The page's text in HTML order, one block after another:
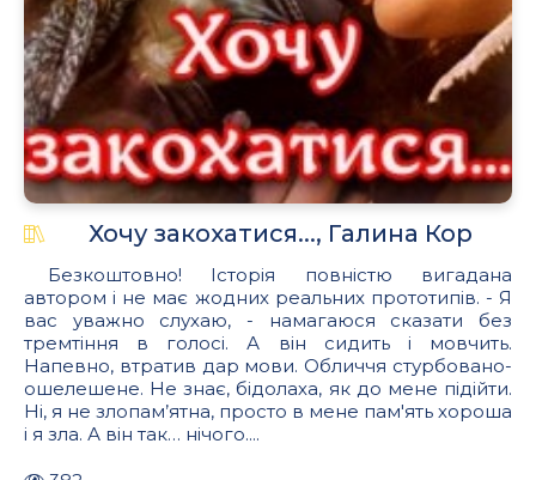
Хочу закохатися..., Галина Кор
Безкоштовно! Історія повністю вигадана
автором і не має жодних реальних прототипів. - Я
вас уважно слухаю, - намагаюся сказати без
тремтіння в голосі. А він сидить і мовчить.
Напевно, втратив дар мови. Обличчя стурбовано-
ошелешене. Не знає, бідолаха, як до мене підійти.
Ні, я не злопам’ятна, просто в мене пам'ять хороша
і я зла. А він так… нічого....